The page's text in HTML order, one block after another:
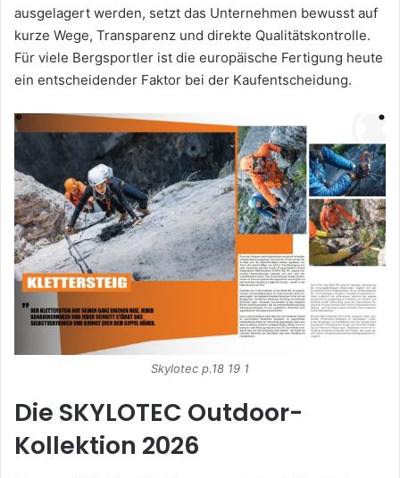
ausgelagert werden, setzt das Unternehmen bewusst auf
kurze Wege, Transparenz und direkte Qualitätskontrolle.
Für viele Bergsportler ist die europäische Fertigung heute
ein entscheidender Faktor bei der Kaufentscheidung.
Skylotec p.18 19 1
Die SKYLOTEC Outdoor-
Kollektion 2026